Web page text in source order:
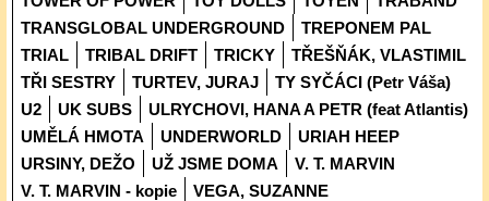
TRANSGLOBAL UNDERGROUND
TREPONEM PAL
TRIAL
TRIBAL DRIFT TRICKY
TŘEŠŇÁK, VLASTIMIL
TŘI SESTRY
TURTEV, JURAJ
TY SYČÁCI (Petr Váša)
U2
UK SUBS
ULRYCHOVI, HANA A PETR (feat Atlantis)
UMĚLÁ HMOTA
UNDERWORLD
URIAH HEEP
URSINY, DEŽO
UŽ JSME DOMA
V. T. MARVIN
V. T. MARVIN - kopie
VEGA, SUZANNE